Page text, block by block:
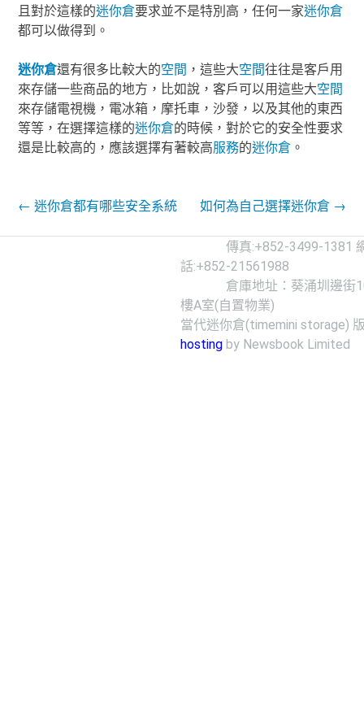
且對於這樣的迷你倉要求並不是特別高，任何一家迷你倉
都可以做得到。
迷你倉還有很多比較大的空間 ，這些大空間往往是客戶用
來存儲一些商品的地方，比如說，客戶可以用這些大空間
來存儲電視機，電冰箱，摩托車，沙發，以及其他的東西
等等，在選擇這樣的迷你倉的時候，對於它的安全性要求
還是比較高的，應該選擇有著較高服務的迷你倉 。
Post navigation
← 迷你倉都有哪些安全系統 如何為自己選擇迷你倉 →
傳真:+852-3499-1381
話:+852-21561988
倉庫地址：葵涌圳邊街
樓A室(自置物業)
當代迷你倉(timemini storage)
hosting by Newsbook Limited